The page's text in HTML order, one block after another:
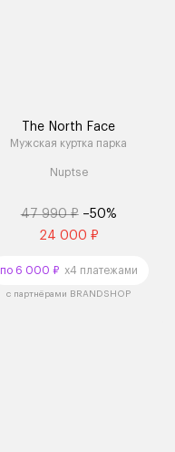
The North Face
Мужская куртка парка
Nuptse
47 990 ₽ –50%
24 000 ₽
по 6 000 ₽x4 платежами
с партнёрами BRANDSHOP